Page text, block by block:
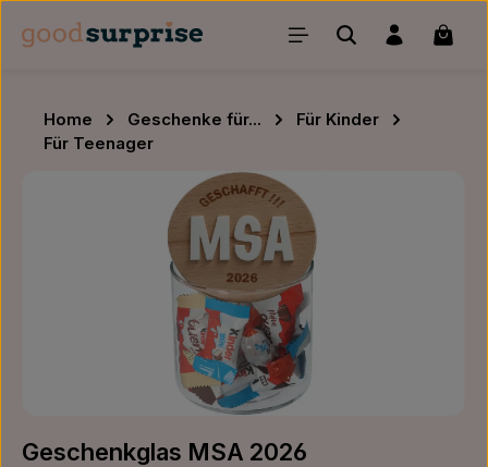
Zum Hauptinhalt springen
Home Geschenke für...
Für Kinder
Für Teenager
Geschenkglas MSA 2026